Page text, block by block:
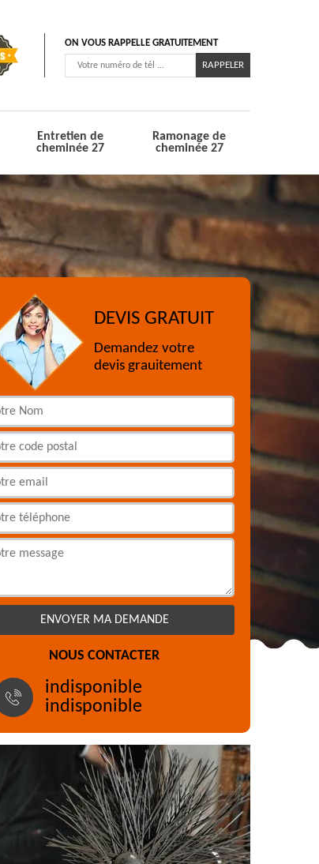
ON VOUS RAPPELLE GRATUITEMENT
Entretien de
cheminée 27
Ramonage de
cheminée 27
DEVIS GRATUIT
Demandez votre
devis grauitement
NOUS CONTACTER
indisponible
indisponible